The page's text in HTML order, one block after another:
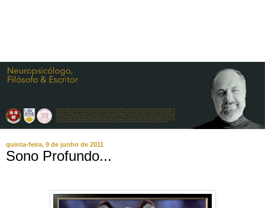
quinta-feira, 9 de junho de 2011
Sono Profundo...